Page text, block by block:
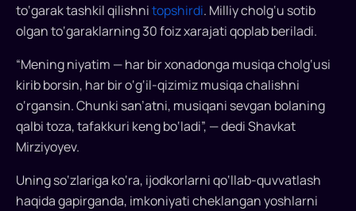
to‘garak tashkil qilishnitopshirdi. Milliy cholg‘u sotib
olgan to‘garaklarning 30 foiz xarajati qoplab beriladi.
“Mening niyatim — har bir xonadonga musiqa cholg‘usi
kirib borsin, har bir o‘g‘il-qizimiz musiqa chalishni
o‘rgansin. Chunki san’atni, musiqani sevgan bolaning
qalbi toza, tafakkuri keng bo‘ladi”, — dedi Shavkat
Mirziyoyev.
Uning so‘zlariga ko‘ra, ijodkorlarni qo‘llab-quvvatlash
haqida gapirganda, imkoniyati cheklangan yoshlarni